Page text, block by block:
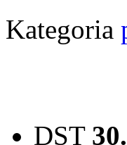
Kategoria
DST